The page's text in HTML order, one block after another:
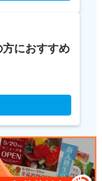
におすすめ